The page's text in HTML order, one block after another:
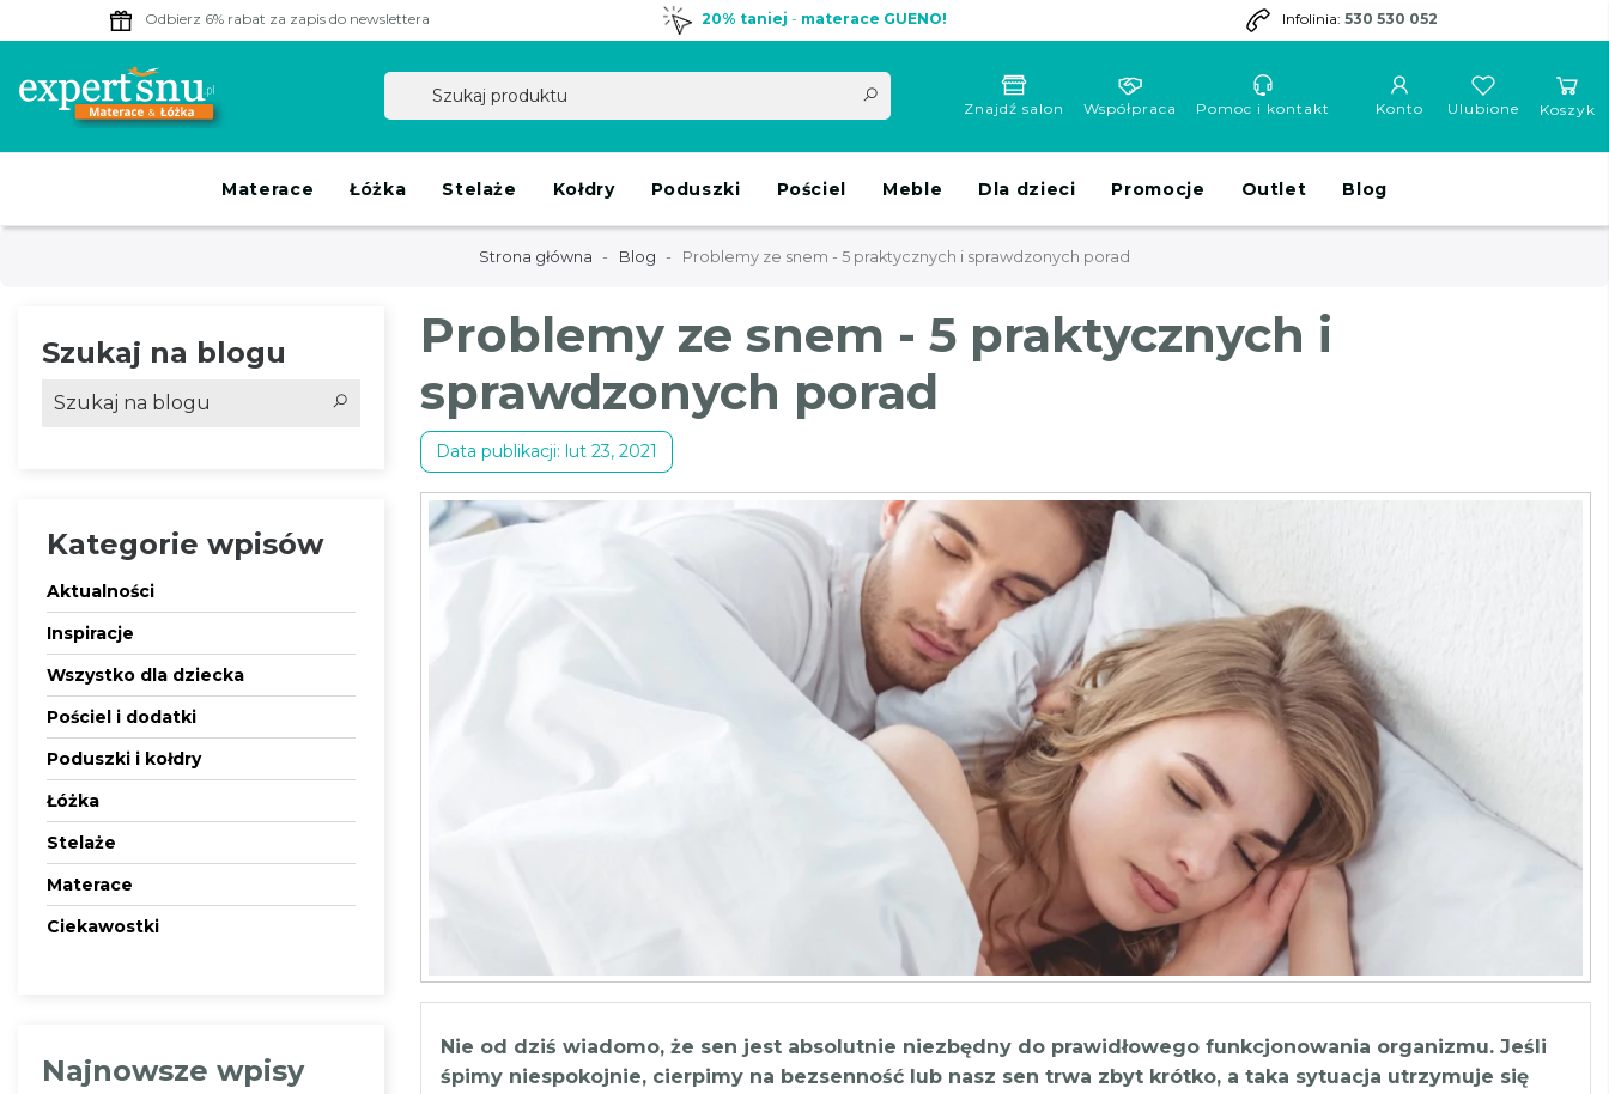
Odbierz 6% rabat za zapis do newslettera 20% taniej - materace GUENO! Infolinia: 530 530 052
Znajdź salon Współpraca Pomoc i kontakt Konto Koszyk
Ulubione
Materace Łóżka Stelaże Kołdry Poduszki Pościel Meble Dla dzieci Promocje Outlet Blog
Strona główna Blog Problemy ze snem - 5 praktycznych i sprawdzonych porad
Szukaj na blogu
Kategorie wpisów
Aktualności
Inspiracje
Wszystko dla dziecka
Pościel i dodatki
Poduszki i kołdry
Łóżka
Stelaże
Materace
Ciekawostki
Najnowsze wpisy
Problemy ze snem - 5 praktycznych i
sprawdzonych porad
Data publikacji: lut 23, 2021
Nie od dziś wiadomo, że sen jest absolutnie niezbędny do prawidłowego funkcjonowania organizmu. Jeśli
śpimy niespokojnie, cierpimy na bezsenność lub nasz sen trwa zbyt krótko, a taka sytuacja utrzymuje się